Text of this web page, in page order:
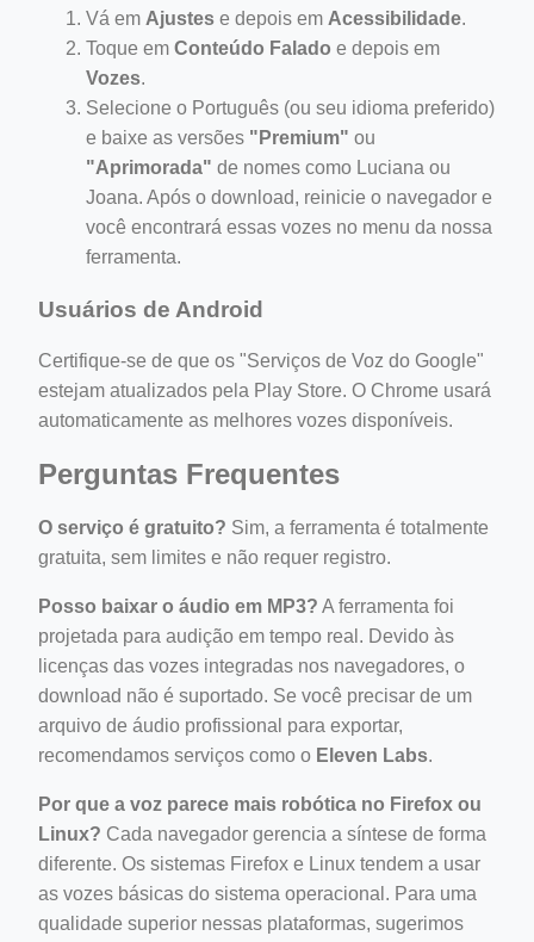
Vá em Ajustes e depois em Acessibilidade.
Toque em Conteúdo Falado e depois em
Vozes.
Selecione o Português (ou seu idioma preferido)
e baixe as versões "Premium" ou
"Aprimorada" de nomes como Luciana ou
Joana. Após o download, reinicie o navegador e
você encontrará essas vozes no menu da nossa
ferramenta.
Usuários de Android
Certifique-se de que os "Serviços de Voz do Google"
estejam atualizados pela Play Store. O Chrome usará
automaticamente as melhores vozes disponíveis.
Perguntas Frequentes
O serviço é gratuito? Sim, a ferramenta é totalmente
gratuita, sem limites e não requer registro.
Posso baixar o áudio em MP3? A ferramenta foi
projetada para audição em tempo real. Devido às
licenças das vozes integradas nos navegadores, o
download não é suportado. Se você precisar de um
arquivo de áudio profissional para exportar,
recomendamos serviços como o Eleven Labs.
Por que a voz parece mais robótica no Firefox ou
Linux? Cada navegador gerencia a síntese de forma
diferente. Os sistemas Firefox e Linux tendem a usar
as vozes básicas do sistema operacional. Para uma
qualidade superior nessas plataformas, sugerimos